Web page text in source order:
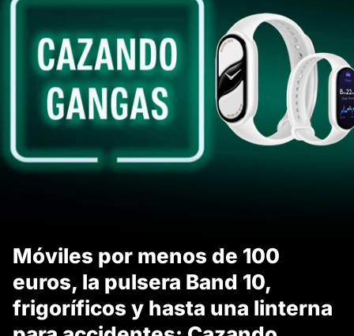
Móviles por menos de 100
euros, la pulsera Band 10,
frigoríficos y hasta una linterna